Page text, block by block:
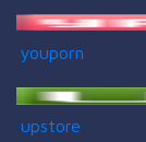
youporn
upstore